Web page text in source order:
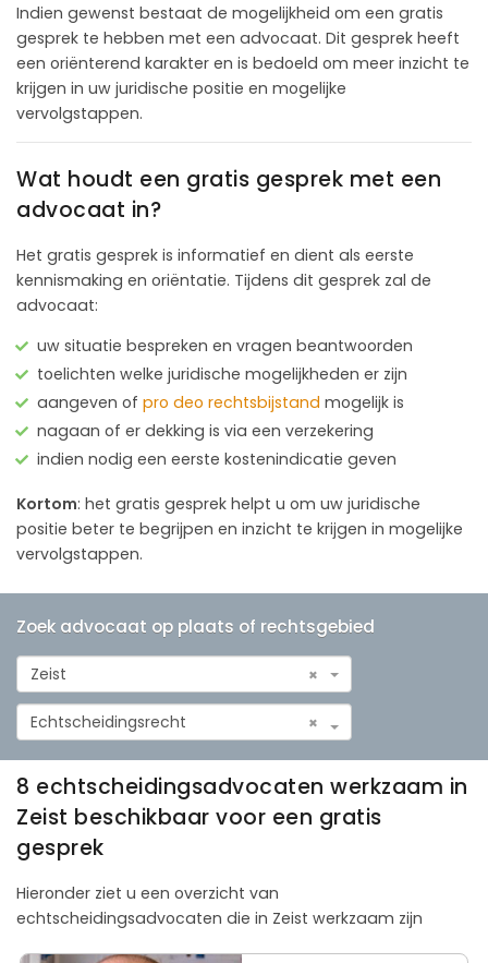
Indien gewenst bestaat de mogelijkheid om een gratis
gesprek te hebben met een advocaat. Dit gesprek heeft
een oriënterend karakter en is bedoeld om meer inzicht te
krijgen in uw juridische positie en mogelijke
vervolgstappen.
Wat houdt een gratis gesprek met een
advocaat in?
Het gratis gesprek is informatief en dient als eerste
kennismaking en oriëntatie. Tijdens dit gesprek zal de
advocaat:
uw situatie bespreken en vragen beantwoorden
toelichten welke juridische mogelijkheden er zijn
aangeven of pro deo rechtsbijstand mogelijk is
nagaan of er dekking is via een verzekering
indien nodig een eerste kostenindicatie geven
Kortom: het gratis gesprek helpt u om uw juridische
positie beter te begrijpen en inzicht te krijgen in mogelijke
vervolgstappen.
Zoek advocaat op plaats of rechtsgebied
×
Zeist
×
Echtscheidingsrecht
8 echtscheidingsadvocaten werkzaam in
Zeist beschikbaar voor een gratis
gesprek
Hieronder ziet u een overzicht van
echtscheidingsadvocaten die in Zeist werkzaam zijn